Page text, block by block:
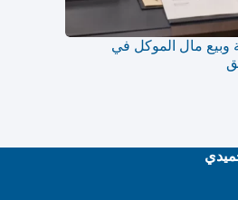
وبيع مال الموكل في